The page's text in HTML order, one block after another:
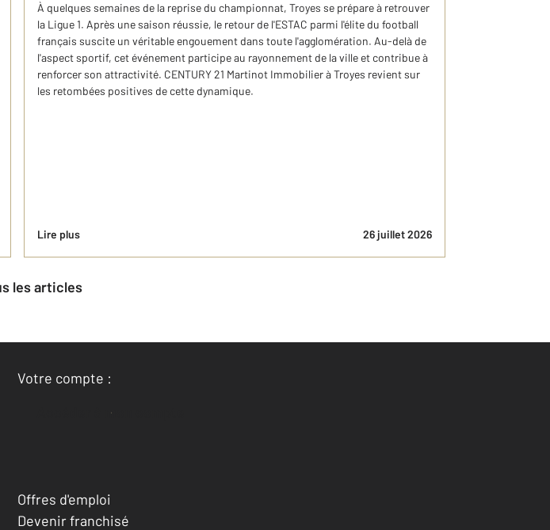
À quelques semaines de la reprise du championnat, Troyes se prépare à retrouver
la Ligue 1. Après une saison réussie, le retour de l'ESTAC parmi l'élite du football
français suscite un véritable engouement dans toute l'agglomération. Au-delà de
l'aspect sportif, cet événement participe au rayonnement de la ville et contribue à
renforcer son attractivité. CENTURY 21 Martinot Immobilier à Troyes revient sur
les retombées positives de cette dynamique.
Lire plus 26 juillet 2026
les articles
Votre compte :
Accéder à mon compte
Offres d'emploi
Devenir franchisé